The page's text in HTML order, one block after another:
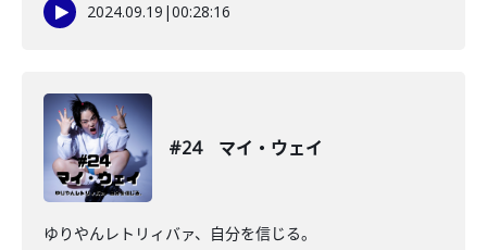
2024.09.19 |00:28:16
#24 マイ・ウェイ
ゆりやんレトリィバァ、自分を信じる。